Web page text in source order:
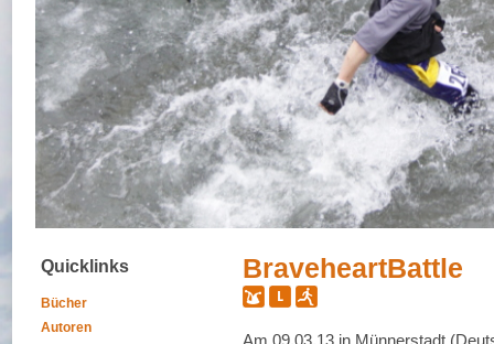
Quicklinks
Bücher
Autoren
BraveheartBattle
Am 09.03.13 in Münnerstadt